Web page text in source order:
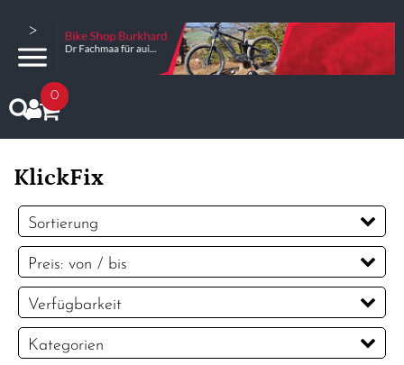
>
0
KlickFix
Sortierung
Preis: von / bis
CHF
CHF
Verfügbarkeit
Kategorien